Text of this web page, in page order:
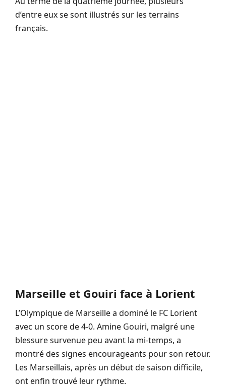
d’entre eux se sont illustrés sur les terrains
français.
Marseille et Gouiri face à Lorient
L’Olympique de Marseille a dominé le FC Lorient
avec un score de 4-0. Amine Gouiri, malgré une
blessure survenue peu avant la mi-temps, a
montré des signes encourageants pour son retour.
Les Marseillais, après un début de saison difficile,
ont enfin trouvé leur rythme.